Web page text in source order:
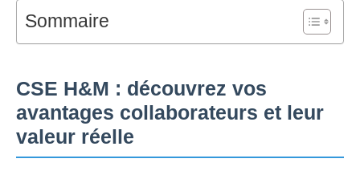
Sommaire
CSE H&M : découvrez vos
avantages collaborateurs et leur
valeur réelle